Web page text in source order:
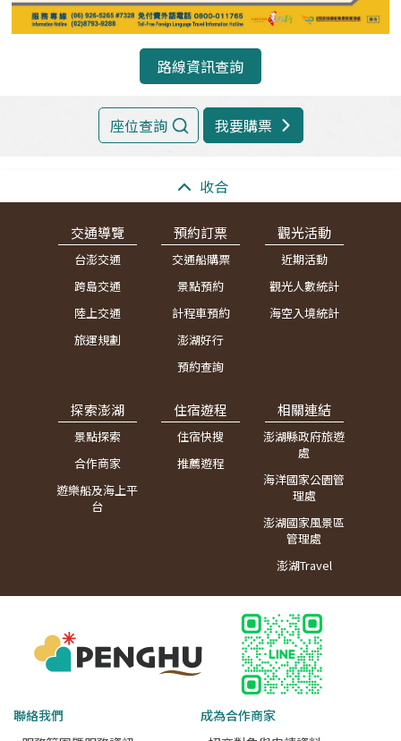
路線資訊查詢
座位查詢 我要購票
收合
交通導覽
台澎交通
跨島交通
陸上交通
旅運規劃
預約訂票
交通船購票
景點預約
計程車預約
澎湖好行
預約查詢
觀光活動
近期活動
觀光人數統計
海空入境統計
探索澎湖
景點探索
合作商家
遊樂船及海上平
台
住宿遊程
住宿快搜
推薦遊程
相關連結
澎湖縣政府旅遊
處
海洋國家公園管
理處
澎湖國家風景區
管理處
澎湖Travel
聯絡我們
成為合作商家